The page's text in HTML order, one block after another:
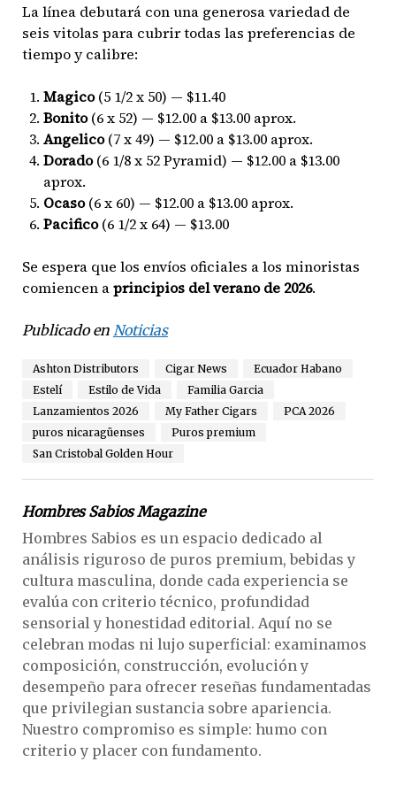
La línea debutará con una generosa variedad de
seis vitolas para cubrir todas las preferencias de
tiempo y calibre:
Magico(5 1/2 x 50) — $11.40
Bonito(6 x 52) — $12.00 a $13.00 aprox.
Angelico(7 x 49) — $12.00 a $13.00 aprox.
Dorado(6 1/8 x 52 Pyramid) — $12.00 a $13.00
aprox.
Ocaso(6 x 60) — $12.00 a $13.00 aprox.
Pacifico(6 1/2 x 64) — $13.00
Se espera que los envíos oficiales a los minoristas
comiencen aprincipios del verano de 2026.
Publicado en Noticias
Ashton Distributors Cigar News
Ecuador Habano
Estelí
Estilo de Vida
Familia Garcia
Lanzamientos 2026
My Father Cigars
PCA 2026
puros nicaragüenses
Puros premium
San Cristobal Golden Hour
Hombres Sabios Magazine
Hombres Sabios es un espacio dedicado al
análisis riguroso de puros premium, bebidas y
cultura masculina, donde cada experiencia se
evalúa con criterio técnico, profundidad
sensorial y honestidad editorial. Aquí no se
celebran modas ni lujo superficial: examinamos
composición, construcción, evolución y
desempeño para ofrecer reseñas fundamentadas
que privilegian sustancia sobre apariencia.
Nuestro compromiso es simple: humo con
criterio y placer con fundamento.